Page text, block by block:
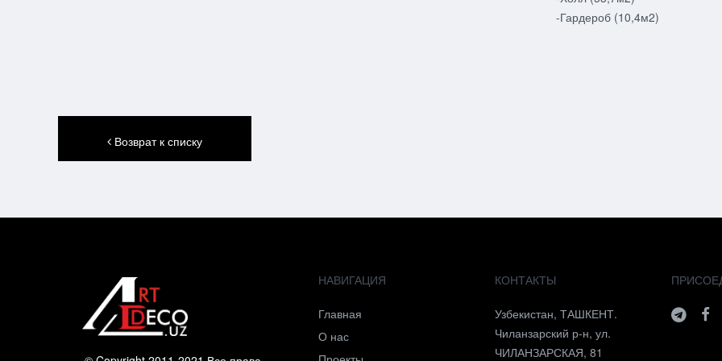
-Гардероб (10,4м2)
Возврат к списку
НАВИГАЦИЯ
Главная
О нас
КОНТАКТЫ
Узбекистан, ТАШКЕНТ.
Чиланзарский р-н, ул.
ЧИЛАНЗАРСКАЯ, 81